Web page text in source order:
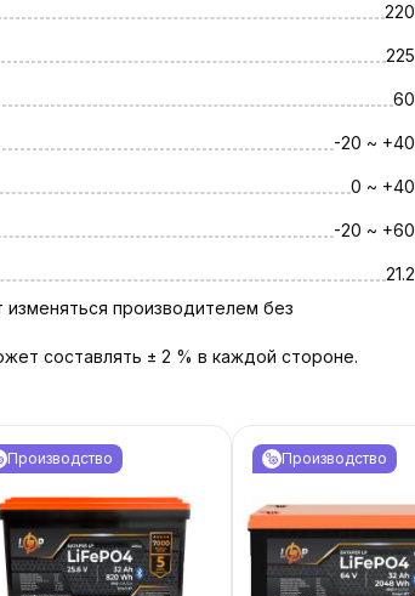
220
225
60
-20 ~ +40
0 ~ +40
-20 ~ +60
21.2
производителем без
составлять ± 2 % в каждой стороне.
Производство Производство